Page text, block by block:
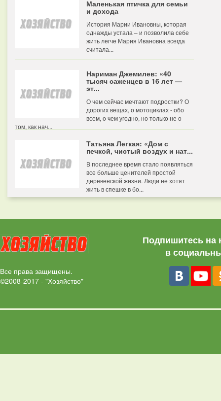
Маленькая птичка для семьи
и дохода
История Марии Ивановны, которая
однажды устала – и позволила себе
жить легче Мария Ивановна всегда
считала...
Нариман Джемилев: «40
тысяч саженцев в 16 лет —
эт...
О чем сейчас мечтают подростки? О
дорогих вещах, о мотоциклах - обо
всем, о чем угодно, но только не о
том, как нач...
Татьяна Легкая: «Дом с
печкой, чистый воздух и нат...
В последнее время стало появляться
все больше ценителей простой
деревенской жизни. Люди не хотят
жить в спешке в бо...
Все права защищены.
©2008-2017 - "Хозяйство"
Подпишитесь на
в